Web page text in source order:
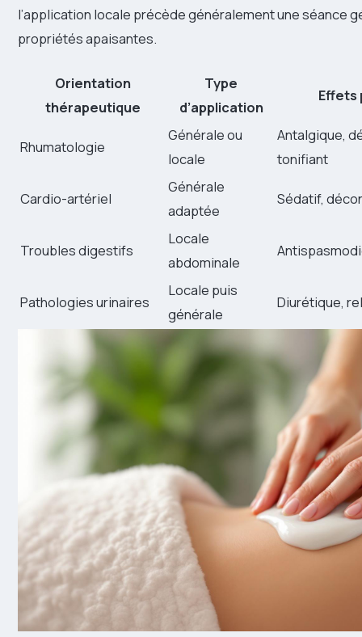
l’application locale précède généralement une séance
propriétés apaisantes.
Orientation
thérapeutique
Type
d’application
Effets
Rhumatologie
Générale ou
locale
Antalgique,
tonifiant
Cardio-artériel
Générale
adaptée
Sédatif,
Troubles digestifs
Locale
abdominale
Pathologies urinaires
Locale puis
générale
Diurétique,